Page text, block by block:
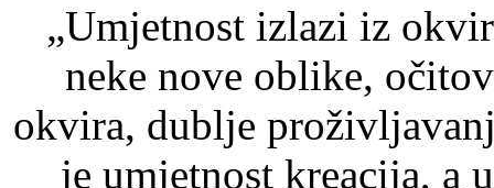
„Umjetnost izlazi iz
neke nove oblike,
okvira, dublje
je umjetnost kreacija, a